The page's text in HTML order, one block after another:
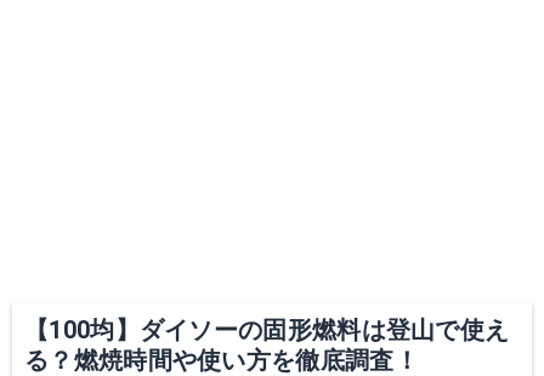
【100均】ダイソーの固形燃料は登山で使え
る？燃焼時間や使い方を徹底調査！